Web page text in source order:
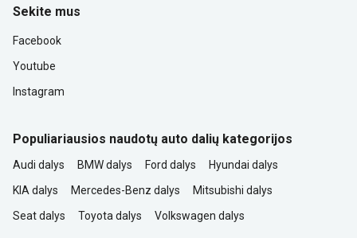
Sekite mus
Facebook
Youtube
Instagram
Populiariausios naudotų auto dalių kategorijos
Audi dalys BMW dalys Ford dalys
Hyundai dalys
KIA dalys
Mercedes-Benz dalys
Mitsubishi dalys
Seat dalys
Toyota dalys Volkswagen dalys